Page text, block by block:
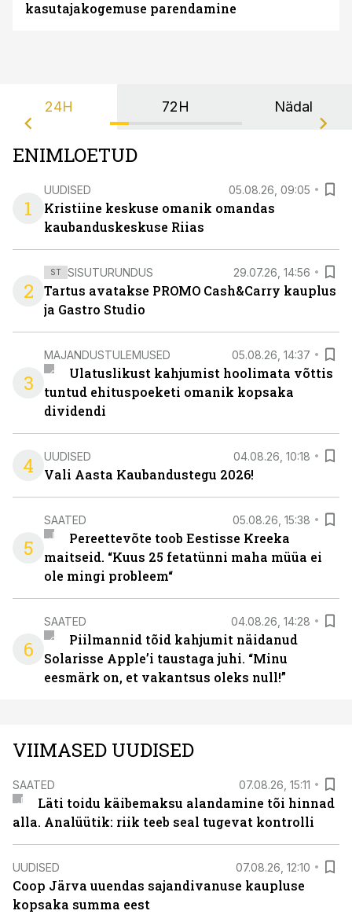
kasutajakogemuse parendamine
24H 72H Nädal
ENIMLOETUD
1
UUDISED 05.08.26, 09:05
Kristiine keskuse omanik omandas
kaubanduskeskuse Riias
2
ST SISUTURUNDUS 29.07.26, 14:56
Tartus avatakse PROMO Cash&Carry kauplus
ja Gastro Studio
3
MAJANDUSTULEMUSED 05.08.26, 14:37
Ulatuslikust kahjumist hoolimata võttis
tuntud ehituspoeketi omanik kopsaka
dividendi
4 UUDISED 04.08.26, 10:18
Vali Aasta Kaubandustegu 2026!
5
SAATED 05.08.26, 15:38
Pereettevõte toob Eestisse Kreeka
maitseid. “Kuus 25 fetatünni maha müüa ei
ole mingi probleem“
6
SAATED 04.08.26, 14:28
Piilmannid tõid kahjumit näidanud
Solarisse Apple’i taustaga juhi. “Minu
eesmärk on, et vakantsus oleks null!”
VIIMASED UUDISED
SAATED 07.08.26, 15:11
Läti toidu käibemaksu alandamine tõi hinnad
alla. Analüütik: riik teeb seal tugevat kontrolli
UUDISED 07.08.26, 12:10
Coop Järva uuendas sajandivanuse kaupluse
kopsaka summa eest